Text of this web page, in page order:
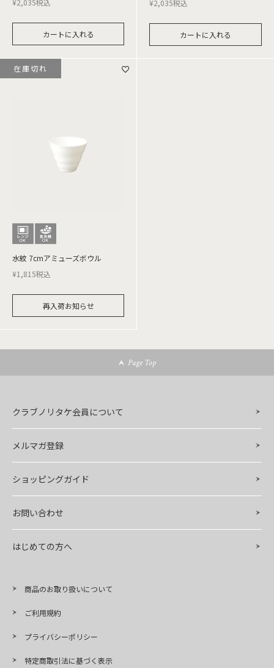
カートに入れる
¥2,035税込
カートに入れる
水紋 7cmアミューズボウル
¥1,815税込
再入荷お知らせ
在庫切れ
Page Top
クラブノリタケ会員について
メルマガ登録
ショッピングガイド
お問い合わせ
はじめての方へ
商品のお取り扱いについて
ご利用規約
プライバシーポリシー
特定商取引法に基づく表示